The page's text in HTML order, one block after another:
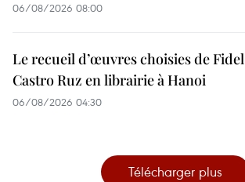
06/08/2026 08:00
Le recueil d’œuvres choisies de Fidel
Castro Ruz en librairie à Hanoi
06/08/2026 04:30
Télécharger plus